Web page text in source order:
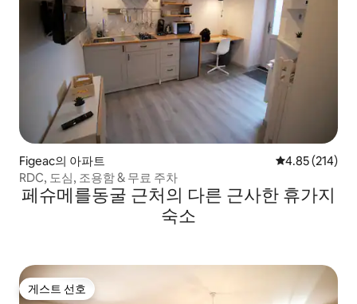
Figeac의 아파트 평점 4.85점(5
4.85 (214)
RDC, 도심, 조용함 & 무료 주차
페슈메를동굴 근처의 다른 근사한 휴가지
숙소
게스트 선호
게스트 선호